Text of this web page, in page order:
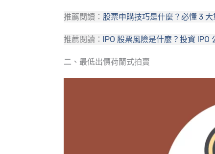
推薦閱讀： 股票申購技巧是什麼？必懂 3 大
推薦閱讀： IPO 股票風險是什麼？投資 IPO
二、最低出價荷蘭式拍賣